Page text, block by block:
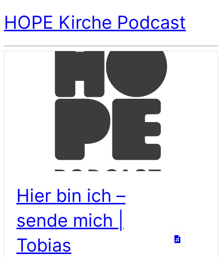
HOPE Kirche Podcast
Hier bin ich –
sende mich |
Tobias